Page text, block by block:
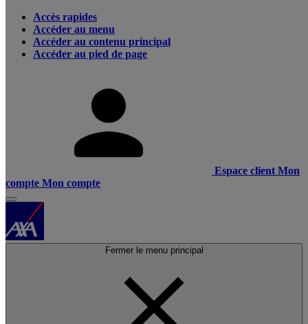
Accès rapides
Accéder au menu
Accéder au contenu principal
Accéder au pied de page
Espace client Mon
compte Mon compte
Fermer le menu principal